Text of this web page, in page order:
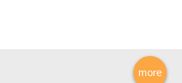
more